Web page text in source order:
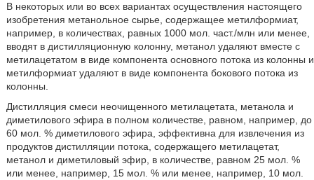
В некоторых или во всех вариантах осуществления настоящего
изобретения метанольное сырье, содержащее метилформиат,
например, в количествах, равных 1000 мол. част./млн или менее,
вводят в дистилляционную колонну, метанол удаляют вместе с
метилацетатом в виде компонента основного потока из колонны и
метилформиат удаляют в виде компонента бокового потока из
колонны.
Дистилляция смеси неочищенного метилацетата, метанола и
диметилового эфира в полном количестве, равном, например, до
60 мол. % диметилового эфира, эффективна для извлечения из
продуктов дистилляции потока, содержащего метилацетат,
метанол и диметиловый эфир, в количестве, равном 25 мол. %
или менее, например, 15 мол. % или менее, например, 10 мол.